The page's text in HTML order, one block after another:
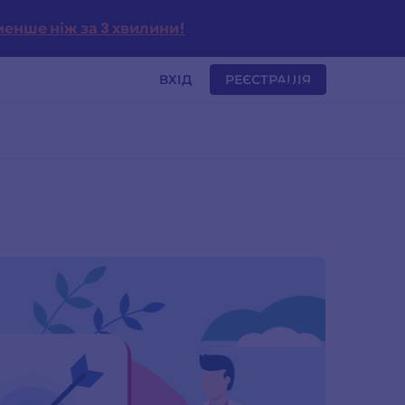
ніж за 3 хвилини!
ВХІД РЕЄСТРАЦІЯ
MENU